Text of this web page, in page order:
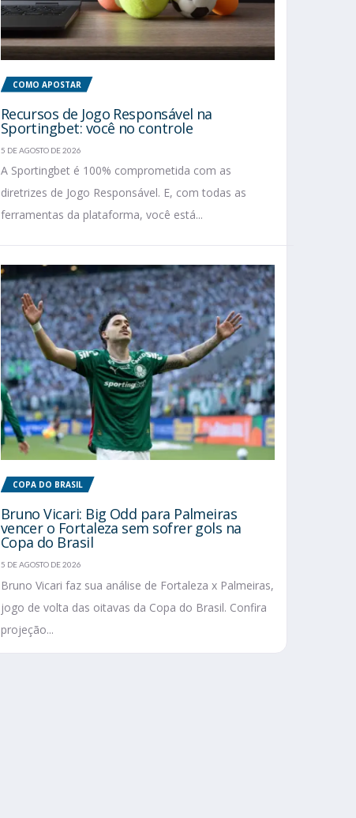
COMO APOSTAR
Recursos de Jogo Responsável na
Sportingbet: você no controle
5 DE AGOSTO DE 2026
A Sportingbet é 100% comprometida com as
diretrizes de Jogo Responsável. E, com todas as
ferramentas da plataforma, você está...
COPA DO BRASIL
Bruno Vicari: Big Odd para Palmeiras
vencer o Fortaleza sem sofrer gols na
Copa do Brasil
5 DE AGOSTO DE 2026
Bruno Vicari faz sua análise de Fortaleza x Palmeiras,
jogo de volta das oitavas da Copa do Brasil. Confira
projeção...